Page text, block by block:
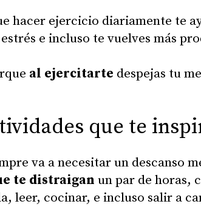
hacer ejercicio diariamente te
e incluso te vuelves más
al ejercitarte despejas tu
que te
va a necesitar un descanso
te distraigan un par de horas,
leer, cocinar, e incluso salir a